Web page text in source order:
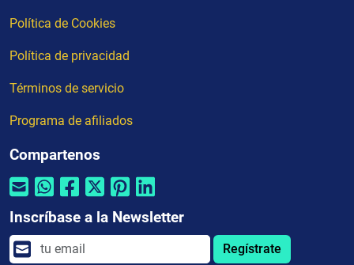
Política de Cookies
Política de privacidad
Términos de servicio
Programa de afiliados
Compartenos
Inscríbase a la Newsletter
Regístrate